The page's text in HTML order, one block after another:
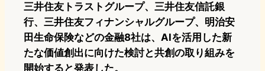
三井住友トラストグループ、三井住友信託銀
行、三井住友フィナンシャルグループ、明治安
田生命保険などの金融8社は、AIを活用した新
たな価値創出に向けた検討と共創の取り組みを
開始すると発表した。